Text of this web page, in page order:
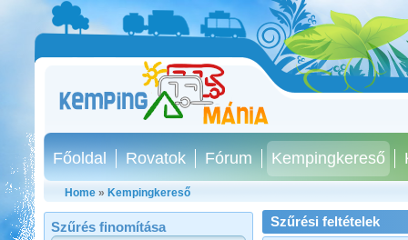
Főoldal Rovatok Fórum Kempingkereső
Home » Kempingkereső
Szűrés finomítása Szűrési feltételek